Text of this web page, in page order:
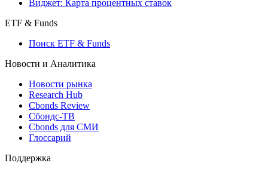
Виджет: Карта процентных ставок
ETF & Funds
Поиск ETF & Funds
Новости и Аналитика
Новости рынка
Research Hub
Cbonds Review
Сбондс-ТВ
Cbonds для СМИ
Глоссарий
Поддержка